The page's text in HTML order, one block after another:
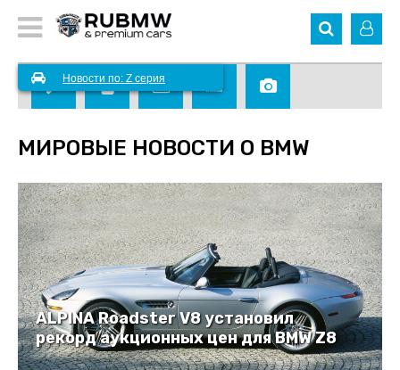
Новости по: Z серия
МИРОВЫЕ НОВОСТИ О BMW
ALPINA Roadster V8 установил
рекорд аукционных цен для BMW Z8